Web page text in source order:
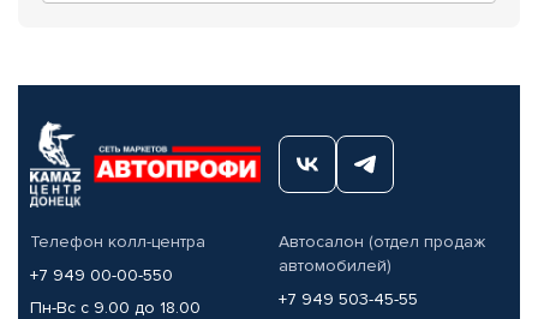
Телефон колл-центра
+7 949 00-00-550
Пн-Вс с 9.00 до 18.00
Автосалон (отдел продаж
автомобилей)
+7 949 503-45-55